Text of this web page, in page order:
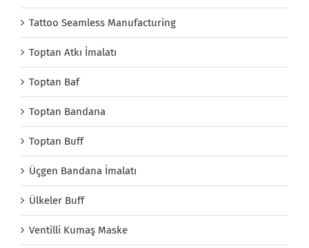
Tattoo Seamless Manufacturing
Toptan Atkı İmalatı
Toptan Baf
Toptan Bandana
Toptan Buff
Üçgen Bandana İmalatı
Ülkeler Buff
Ventilli Kumaş Maske